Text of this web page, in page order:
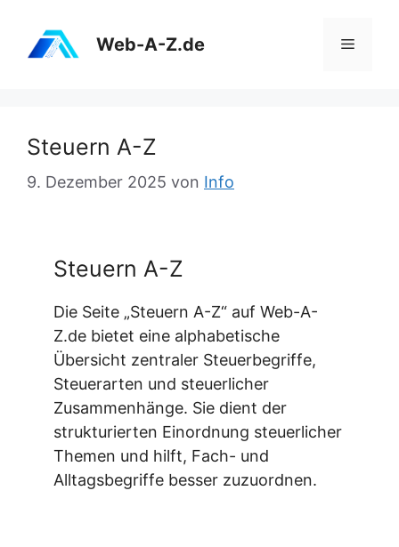
Inhalt
springen
Web-A-Z.de Menü
Steuern A-Z
9. Dezember 2025 von Info
Steuern A-Z
Die Seite „Steuern A-Z“ auf Web-A-
Z.de bietet eine alphabetische
Übersicht zentraler Steuerbegriffe,
Steuerarten und steuerlicher
Zusammenhänge. Sie dient der
strukturierten Einordnung steuerlicher
Themen und hilft, Fach- und
Alltagsbegriffe besser zuzuordnen.